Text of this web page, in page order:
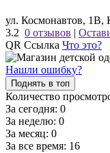
ул. Космонавтов, 1В,
3.2 0 отзывов |
QR Ссылка Что это?
Нашли ошибку?
Поднять в топ
Количество
За сегодня: 0
За неделю: 0
За месяц: 0
За все время: 16